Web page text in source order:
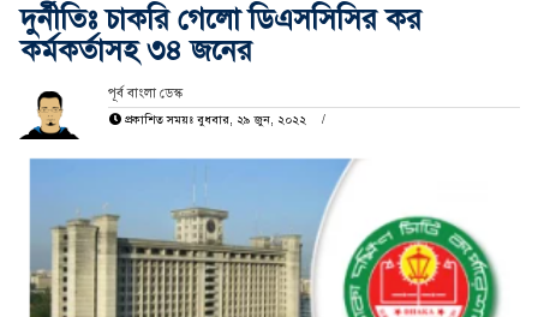
দুর্নীতিঃ চাকরি গেলো ডিএসসিসির কর
কর্মকর্তাসহ ৩৪ জনের
পূর্ব বাংলা ডেস্ক
প্রকাশিত সময়ঃ বুধবার, ২৯ জুন, ২০২২